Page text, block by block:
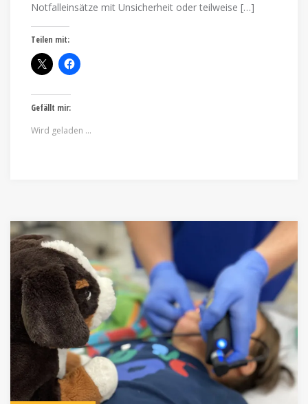
Notfalleinsätze mit Unsicherheit oder teilweise […]
Teilen mit:
Gefällt mir:
Wird geladen …